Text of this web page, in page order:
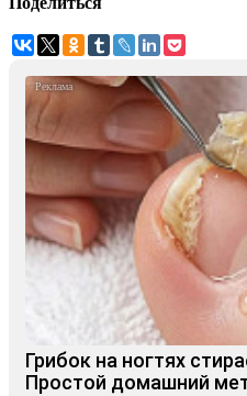
Грибок на ногтях
Простой домашний